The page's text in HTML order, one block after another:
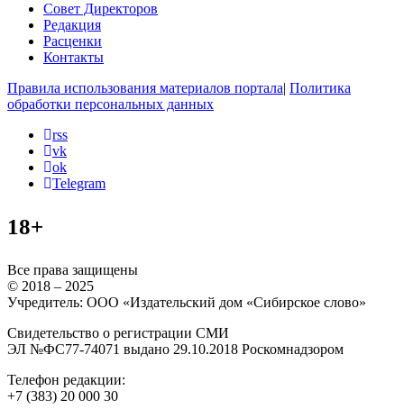
Совет Директоров
Редакция
Расценки
Контакты
Правила использования материалов портала| Политика
обработки персональных данных
rss
vk
ok
Telegram
18+
Все права защищены
© 2018 – 2025
Учредитель: ООО «Издательский дом «Сибирское слово»
Свидетельство о регистрации СМИ
ЭЛ №ФС77-74071 выдано 29.10.2018 Роскомнадзором
Телефон редакции:
+7 (383) 20 000 30